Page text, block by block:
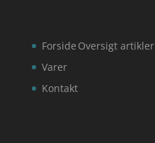
Forside
Varer
Kontakt
Oversigt artikler